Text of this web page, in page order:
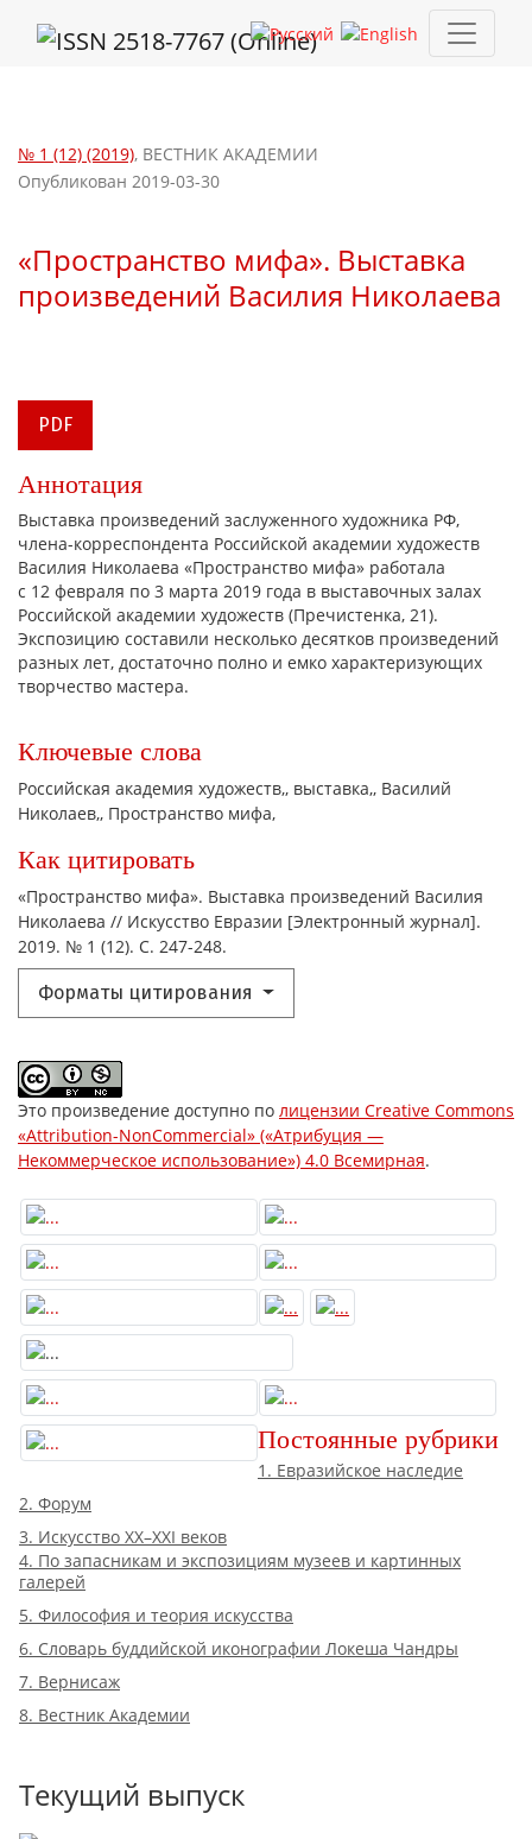
«Пространство мифа». Выставка произведений Василия
№ 1 (12) (2019), ВЕСТНИК АКАДЕМИИ
«Пространство мифа». Выставка
произведений Василия Николаева
Опубликован 2019-03-30
PDF
Ключевые слова
Российская академия художеств, выставка, Василий
Николаев, Пространство мифа,
Как цитировать
«Пространство мифа». Выставка произведений Василия
Николаева // Искусство Евразии [Электронный журнал].
2019. № 1 (12). С. 247-248.
Форматы цитирования
Это произведение доступно по лицензии Creative Commons
«Attribution-NonCommercial» («Атрибуция —
Некоммерческое использование») 4.0 Всемирная.
Постоянные рубрики
1. Евразийское наследие
2. Форум
3. Искусство XX–XXI веков
4. По запасникам и экспозициям музеев и картинных
галерей
5. Философия и теория искусства
6. Словарь буддийской иконографии Локеша Чандры
7. Вернисаж
8. Вестник Академии
Текущий выпуск
Аннотация
Выставка произведений заслуженного художника РФ,
члена-корреспондента Российской академии художеств
Василия Николаева «Пространство мифа» работала
с 12 февраля по 3 марта 2019 года в выставочных залах
Российской академии художеств (Пречистенка, 21).
Экспозицию составили несколько десятков произведений
разных лет, достаточно полно и емко характеризующих
творчество мастера.